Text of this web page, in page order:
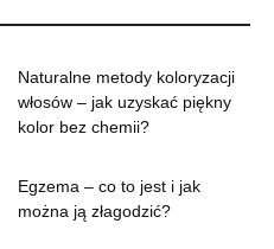
Naturalne metody koloryzacji
włosów – jak uzyskać piękny
kolor bez chemii?
Egzema – co to jest i jak
można ją złagodzić?